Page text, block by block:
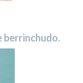
berrinchudo.